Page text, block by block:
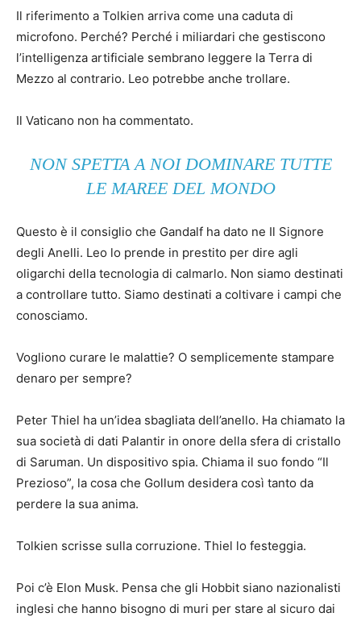
Il riferimento a Tolkien arriva come una caduta di
microfono. Perché? Perché i miliardari che gestiscono
l’intelligenza artificiale sembrano leggere la Terra di
Mezzo al contrario. Leo potrebbe anche trollare.
Il Vaticano non ha commentato.
NON SPETTA A NOI DOMINARE TUTTE
LE MAREE DEL MONDO
Questo è il consiglio che Gandalf ha dato ne Il Signore
degli Anelli. Leo lo prende in prestito per dire agli
oligarchi della tecnologia di calmarlo. Non siamo destinati
a controllare tutto. Siamo destinati a coltivare i campi che
conosciamo.
Vogliono curare le malattie? O semplicemente stampare
denaro per sempre?
Peter Thiel ha un’idea sbagliata dell’anello. Ha chiamato la
sua società di dati Palantir in onore della sfera di cristallo
di Saruman. Un dispositivo spia. Chiama il suo fondo “Il
Prezioso”, la cosa che Gollum desidera così tanto da
perdere la sua anima.
Tolkien scrisse sulla corruzione. Thiel lo festeggia.
Poi c’è Elon Musk. Pensa che gli Hobbit siano nazionalisti
inglesi che hanno bisogno di muri per stare al sicuro dai